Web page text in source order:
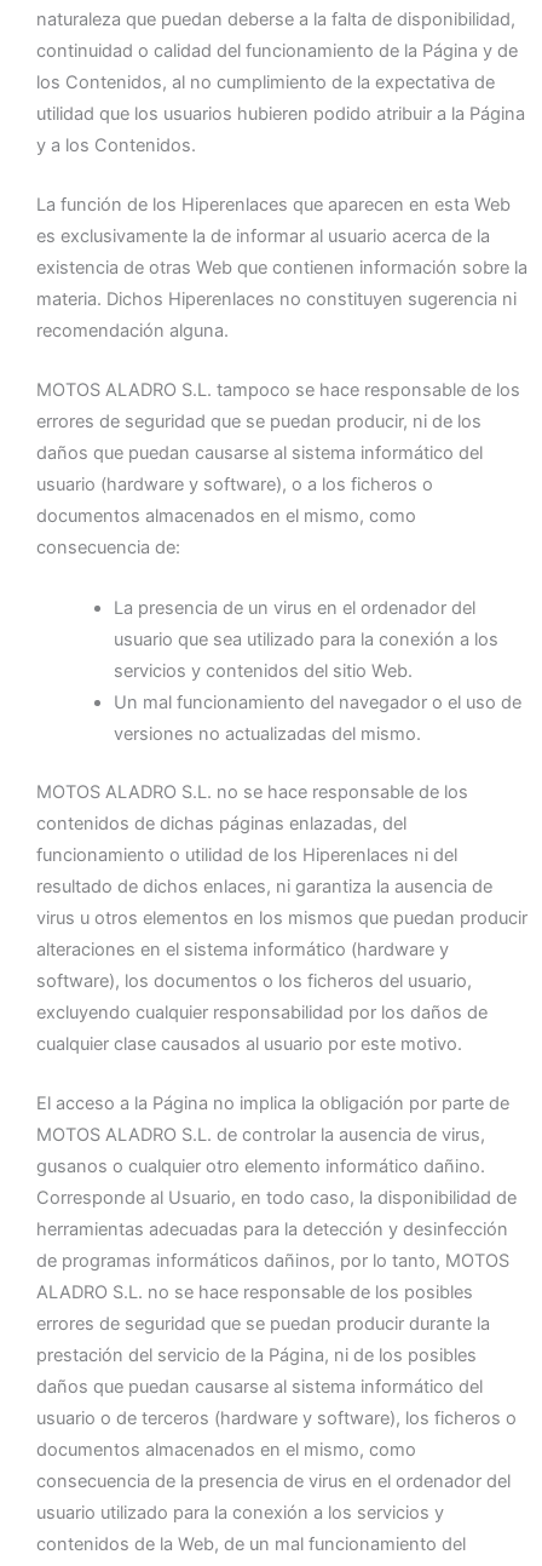
naturaleza que puedan deberse a la falta de disponibilidad,
continuidad o calidad del funcionamiento de la Página y de
los Contenidos, al no cumplimiento de la expectativa de
utilidad que los usuarios hubieren podido atribuir a la Página
y a los Contenidos.
La función de los Hiperenlaces que aparecen en esta Web
es exclusivamente la de informar al usuario acerca de la
existencia de otras Web que contienen información sobre la
materia. Dichos Hiperenlaces no constituyen sugerencia ni
recomendación alguna.
MOTOS ALADRO S.L. tampoco se hace responsable de los
errores de seguridad que se puedan producir, ni de los
daños que puedan causarse al sistema informático del
usuario (hardware y software), o a los ficheros o
documentos almacenados en el mismo, como
consecuencia de:
La presencia de un virus en el ordenador del
usuario que sea utilizado para la conexión a los
servicios y contenidos del sitio Web.
Un mal funcionamiento del navegador o el uso de
versiones no actualizadas del mismo.
MOTOS ALADRO S.L. no se hace responsable de los
contenidos de dichas páginas enlazadas, del
funcionamiento o utilidad de los Hiperenlaces ni del
resultado de dichos enlaces, ni garantiza la ausencia de
virus u otros elementos en los mismos que puedan producir
alteraciones en el sistema informático (hardware y
software), los documentos o los ficheros del usuario,
excluyendo cualquier responsabilidad por los daños de
cualquier clase causados al usuario por este motivo.
El acceso a la Página no implica la obligación por parte de
MOTOS ALADRO S.L. de controlar la ausencia de virus,
gusanos o cualquier otro elemento informático dañino.
Corresponde al Usuario, en todo caso, la disponibilidad de
herramientas adecuadas para la detección y desinfección
de programas informáticos dañinos, por lo tanto, MOTOS
ALADRO S.L. no se hace responsable de los posibles
errores de seguridad que se puedan producir durante la
prestación del servicio de la Página, ni de los posibles
daños que puedan causarse al sistema informático del
usuario o de terceros (hardware y software), los ficheros o
documentos almacenados en el mismo, como
consecuencia de la presencia de virus en el ordenador del
usuario utilizado para la conexión a los servicios y
contenidos de la Web, de un mal funcionamiento del